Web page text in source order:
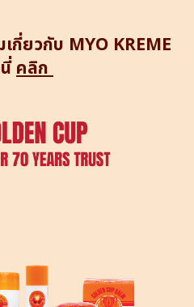
เกี่ยวกับ MYO KREME
คลิก